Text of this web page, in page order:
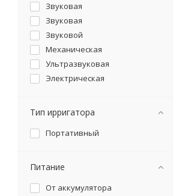
VES Electric
Астрофарма
Звуковая
Звуковая
Звуковой
Механическая
Ультразвуковая
Электрическая
Тип ирригатора
Портативный
Питание
От аккумулятора